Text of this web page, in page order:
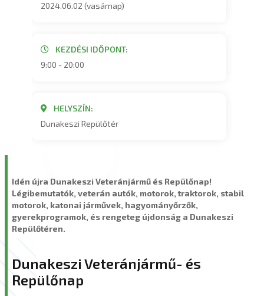
2024.06.02 (vasárnap)
KEZDÉSI IDŐPONT:
9:00 - 20:00
HELYSZÍN:
Dunakeszi Repülőtér
Idén újra Dunakeszi Veteránjármű és Repülőnap!
Légibemutatók, veterán autók, motorok, traktorok, stabil
motorok, katonai járművek, hagyományőrzők,
gyerekprogramok, és rengeteg újdonság a Dunakeszi
Repülőtéren.
Dunakeszi Veteránjármű- és
Repülőnap